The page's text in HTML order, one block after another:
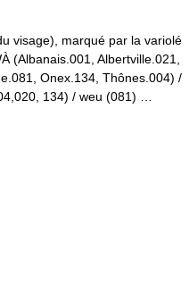
visage), marqué par la variolé
(Albanais.001, Albertville.021,
Onex.134, Thônes.004) /
134) / weu (081) …